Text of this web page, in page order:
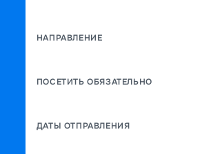
НАПРАВЛЕНИЕ
ПОСЕТИТЬ ОБЯЗАТЕЛЬНО
ДАТЫ ОТПРАВЛЕНИЯ